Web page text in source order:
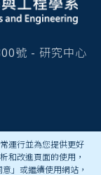
號 - 研究中心
運行並為您提供更好
和改進頁面的使用，
」或繼續使用網站，